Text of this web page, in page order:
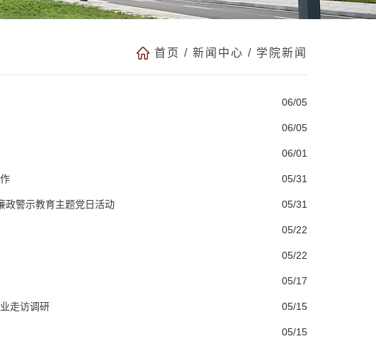
首页 / 新闻中心 / 学院新闻
06/05
06/05
06/01
05/31
05/31
警示教育主题党日活动
05/22
05/22
05/17
05/15
走访调研
05/15